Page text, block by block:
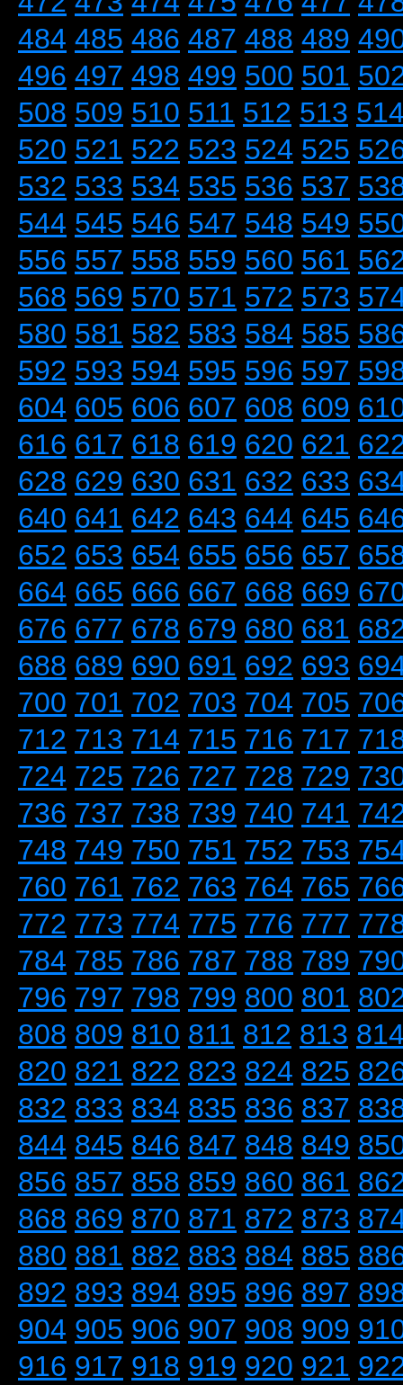
484 485 486 487 488 489
496 497 498 499 500 501
508 509 510 511 512 513
520 521 522 523 524 525
532 533 534 535 536 537
544 545 546 547 548 549
556 557 558 559 560 561
568 569 570 571 572 573
580 581 582 583 584 585
592 593 594 595 596 597
604 605 606 607 608 609
616 617 618 619 620 621
628 629 630 631 632 633
640 641 642 643 644 645
652 653 654 655 656 657
664 665 666 667 668 669
676 677 678 679 680 681
688 689 690 691 692 693
700 701 702 703 704 705
712 713 714 715 716 717
724 725 726 727 728 729
736 737 738 739 740 741
748 749 750 751 752 753
760 761 762 763 764 765
772 773 774 775 776 777
784 785 786 787 788 789
796 797 798 799 800 801
808 809 810 811 812 813
820 821 822 823 824 825
832 833 834 835 836 837
844 845 846 847 848 849
856 857 858 859 860 861
868 869 870 871 872 873
880 881 882 883 884 885
892 893 894 895 896 897
904 905 906 907 908 909
916 917 918 919 920 921